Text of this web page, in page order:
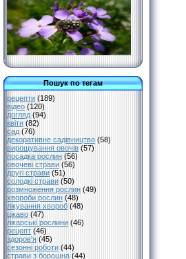
Пошук по тегам
рецепти (189)
відео (120)
догляд (94)
квіти (82)
сад (76)
декоративне садівництво (58)
вирощування овочів (57)
посадка рослин (56)
овочеві страви (56)
другі страви (51)
солодкі страви (50)
розмноження рослин (49)
хвороби рослин (48)
лікування хвороб (48)
цікаво (47)
лікарські рослини (46)
рецепт (46)
здоров'я (45)
сезонні роботи (44)
страви з борошна (44)